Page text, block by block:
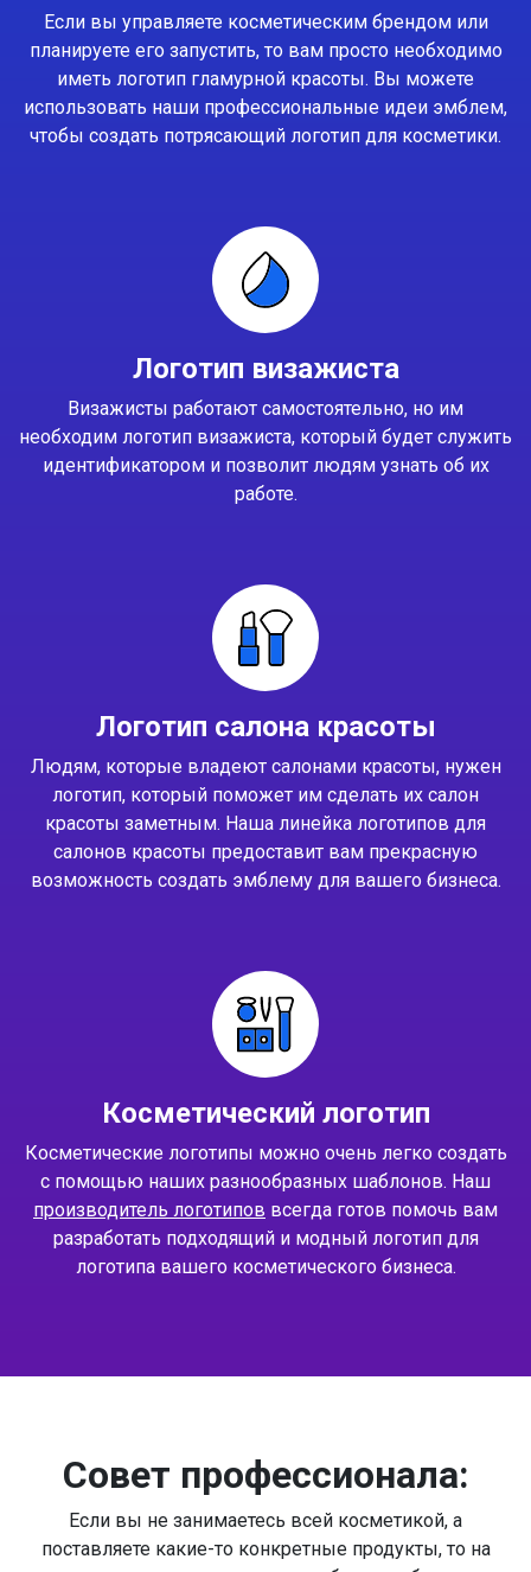
Если вы управляете косметическим брендом или
планируете его запустить, то вам просто необходимо
иметь логотип гламурной красоты. Вы можете
использовать наши профессиональные идеи эмблем,
чтобы создать потрясающий логотип для косметики.
Логотип визажиста
Визажисты работают самостоятельно, но им
необходим логотип визажиста, который будет служить
идентификатором и позволит людям узнать об их
работе.
Логотип салона красоты
Людям, которые владеют салонами красоты, нужен
логотип, который поможет им сделать их салон
красоты заметным. Наша линейка логотипов для
салонов красоты предоставит вам прекрасную
возможность создать эмблему для вашего бизнеса.
Косметический логотип
Косметические логотипы можно очень легко создать
с помощью наших разнообразных шаблонов. Наш
производитель логотипов всегда готов помочь вам
разработать подходящий и модный логотип для
логотипа вашего косметического бизнеса.
Совет профессионала:
Если вы не занимаетесь всей косметикой, а
поставляете какие-то конкретные продукты, то на